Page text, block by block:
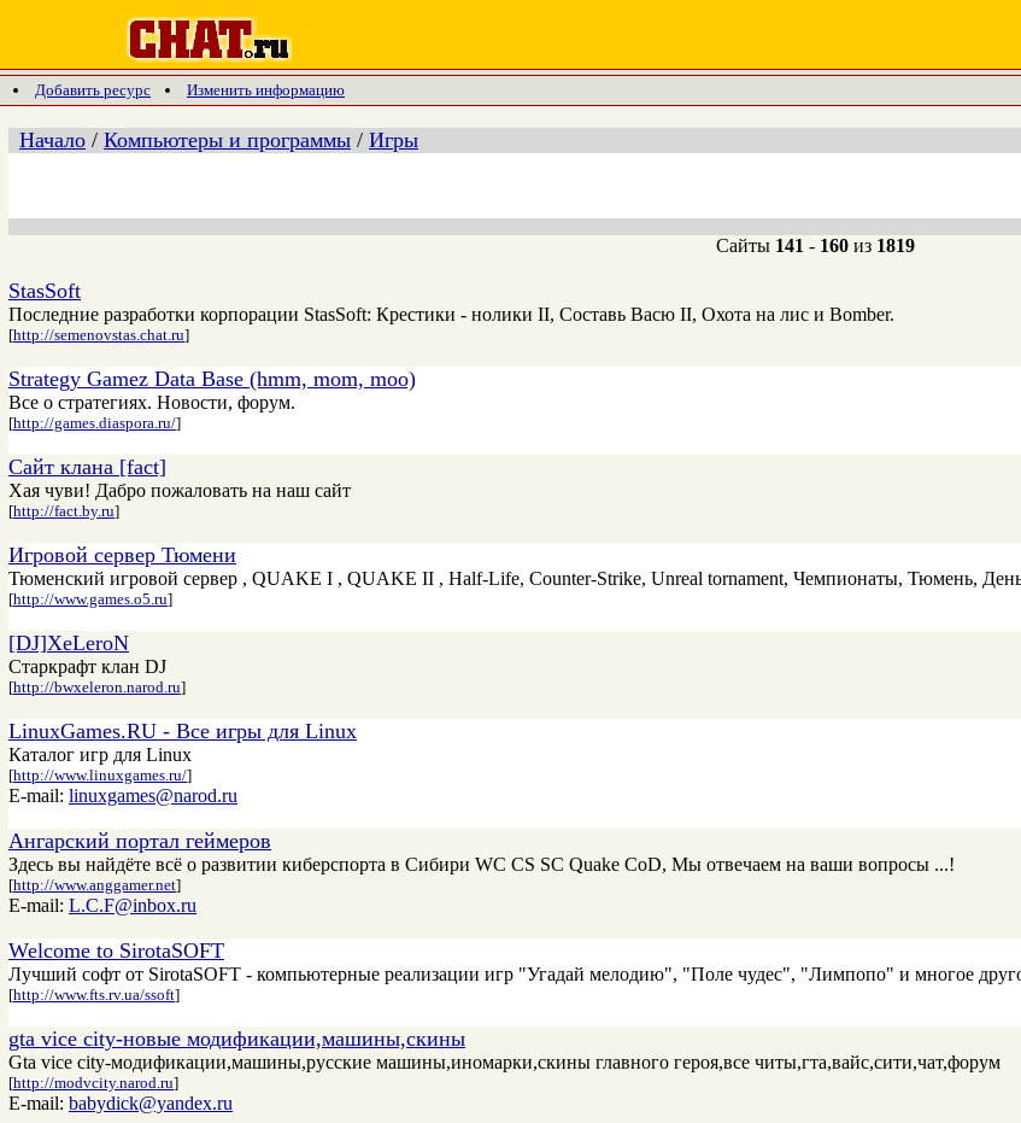
Добавить ресурс Изменить информацию
Начало / Компьютеры и программы / Игры
Сайты 141 - 160из 1819
StasSoft
Последние разработки корпорации StasSoft: Крестики - нолики II, Составь Васю II, Охота на лис и Bomber.
[http://semenovstas.chat.ru]
Strategy Gamez Data Base (hmm, mom, moo)
Все о стратегиях. Новости, форум.
[http://games.diaspora.ru/]
Сайт клана [fact]
Хая чуви! Дабро пожаловать на наш сайт
[http://fact.by.ru]
Игровой сервер Тюмени
Тюменский игровой сервер , QUAKE I , QUAKE II , Half-Life, Counter-Strike, Unreal tornament, Чемпионаты, Тюмень,
[http://www.games.o5.ru]
[DJ]XeLeroN
Старкрафт клан DJ
[http://bwxeleron.narod.ru]
LinuxGames.RU - Все игры для Linux
Каталог игр для Linux
[http://www.linuxgames.ru/]
E-mail: linuxgames@narod.ru
Ангарский портал геймеров
Здесь вы найдёте всё о развитии киберспорта в Сибири WC CS SC Quake CoD, Мы отвечаем на ваши вопросы ...!
[http://www.anggamer.net]
E-mail: L.C.F@inbox.ru
Welcome to SirotaSOFT
Лучший софт от SirotaSOFT - компьютерные реализации игр "Угадай мелодию", "Поле чудес", "Лимпопо" и многое
[http://www.fts.rv.ua/ssoft]
gta vice city-новые модификации,машины,скины
Gta vice city-модификации,машины,русские машины,иномарки,скины главного героя,все читы,гта,вайс,сити,чат,форум
[http://modvcity.narod.ru]
E-mail: babydick@yandex.ru